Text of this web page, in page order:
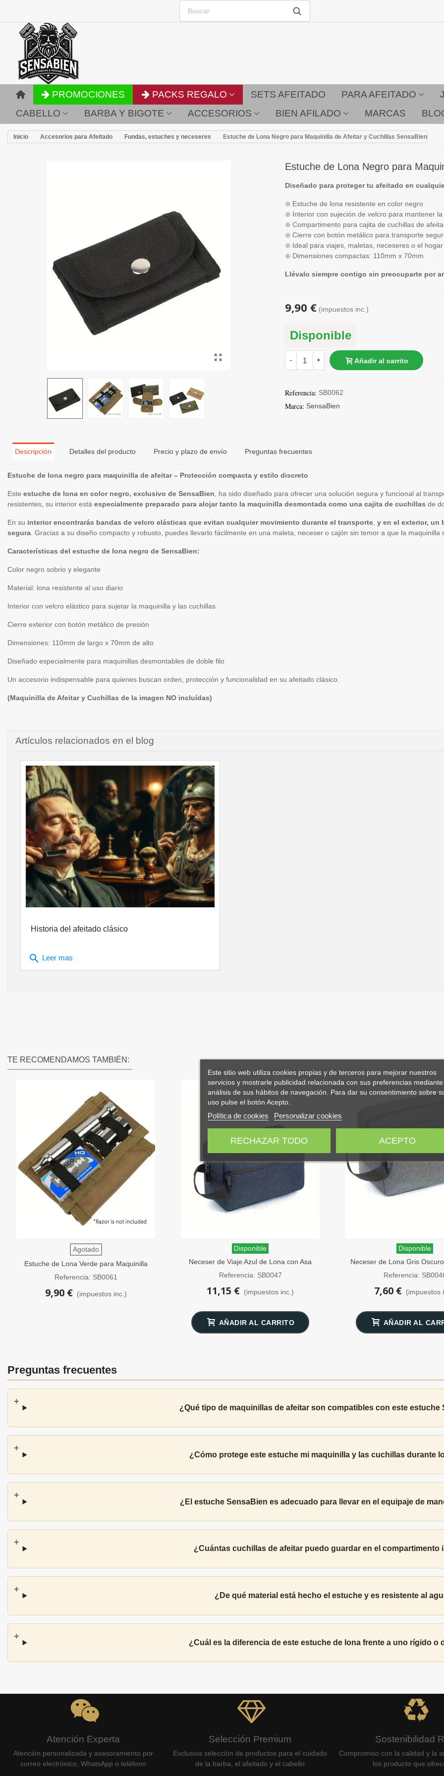
PROMOCIONES PACKS REGALO SETS AFEITADO PARA AFEITADO
CABELLO
BARBA Y BIGOTE ACCESORIOS BIEN AFILADO MARCAS
Inicio Accesorios para Afeitado Fundas, estuches y neceseres Estuche de Lona Negro para Maquinilla de Afeitar y Cuchillas SensaBien
Estuche de Lona Negro para
Diseñado para proteger tu afeitado en
❇️ Estuche de lona resistente en color negro
❇️ Interior con sujeción de velcro para mantener
❇️ Compartimento para cajita de cuchillas de
❇️ Cierre con botón metálico para transporte
❇️ Ideal para viajes, maletas, neceseres o el hogar
❇️ Dimensiones compactas: 110mm x 70mm
Llévalo siempre contigo sin preocuparte por
9,90 € (impuestos inc.)
Disponible
- + Añadir al carrito
Referencia: SB0062
Marca: SensaBien
Descripción Detalles del producto Precio y plazo de envío Preguntas frecuentes
Estuche de lona negro para maquinilla de afeitar – Protección compacta y estilo discreto
Este estuche de lona en color negro, exclusivo de SensaBien , ha sido diseñado para ofrecer una solución segura y funcional al
resistentes, su interior está especialmente preparado para alojar tanto la maquinilla desmontada como una cajita de cuchillas de
En su interior encontrarás bandas de velcro elásticas que evitan cualquier movimiento durante el transporte y en el exterior, un
segura . Gracias a su diseño compacto y robusto, puedes llevarlo fácilmente en una maleta, neceser o cajón sin temor a que la maquinilla
Características del estuche de lona negro de SensaBien:
Color negro sobrio y elegante
Material: lona resistente al uso diario
Interior con velcro elástico para sujetar la maquinilla y las cuchillas
Cierre exterior con botón metálico de presión
Dimensiones: 110mm de largo x 70mm de alto
Diseñado especialmente para maquinillas desmontables de doble filo
Un accesorio indispensable para quienes buscan orden, protección y funcionalidad en su afeitado clásico.
(Maquinilla de Afeitar y Cuchillas de la imagen NO incluídas)
Artículos relacionados en el blog
Historia del afeitado clásico
search Leer mas
TE RECOMENDAMOS TAMBIÉN:
Agotado
Estuche de Lona Verde para Maquinilla
de Afeitar y Cuchillas SensaBien
Referencia: SB0061
9,90 € (impuestos inc.)
Disponible
Neceser de Viaje Azul de Lona con Asa
SensaBien
Referencia: SB0047
11,15 € (impuestos inc.)
AÑADIR AL CARRITO
Disponible
Neceser de Lona Gris
Referencia:
7,60 € (impuestos
AÑADIR AL
Preguntas frecuentes
¿Qué tipo de maquinillas de afeitar son compatibles con este estuche
¿Cómo protege este estuche mi maquinilla y las cuchillas durante
¿El estuche SensaBien es adecuado para llevar en el equipaje de
¿Cuántas cuchillas de afeitar puedo guardar en el compartimento
¿De qué material está hecho el estuche y es resistente al
¿Cuál es la diferencia de este estuche de lona frente a uno rígido o
Este sitio web utiliza cookies propias y de terceros para mejorar nuestros
servicios y mostrarle publicidad relacionada con sus preferencias
análisis de sus hábitos de navegación. Para dar su consentimiento sobre
uso pulse el botón Acepto.
Política de cookies Personalizar cookies
RECHAZAR TODO ACEPTO
Atención Experta
Atención personalizada y asesoramiento por
correo electrónico, WhatsApp o teléfono
Selección Premium
Exclusiva selección de productos para el cuidado
de la barba, el afeitado y el cabello
Sostenibilidad
Compromiso con la calidad y la
los producto que